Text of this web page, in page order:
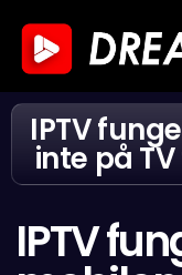
IPTV
inte på
IPTV